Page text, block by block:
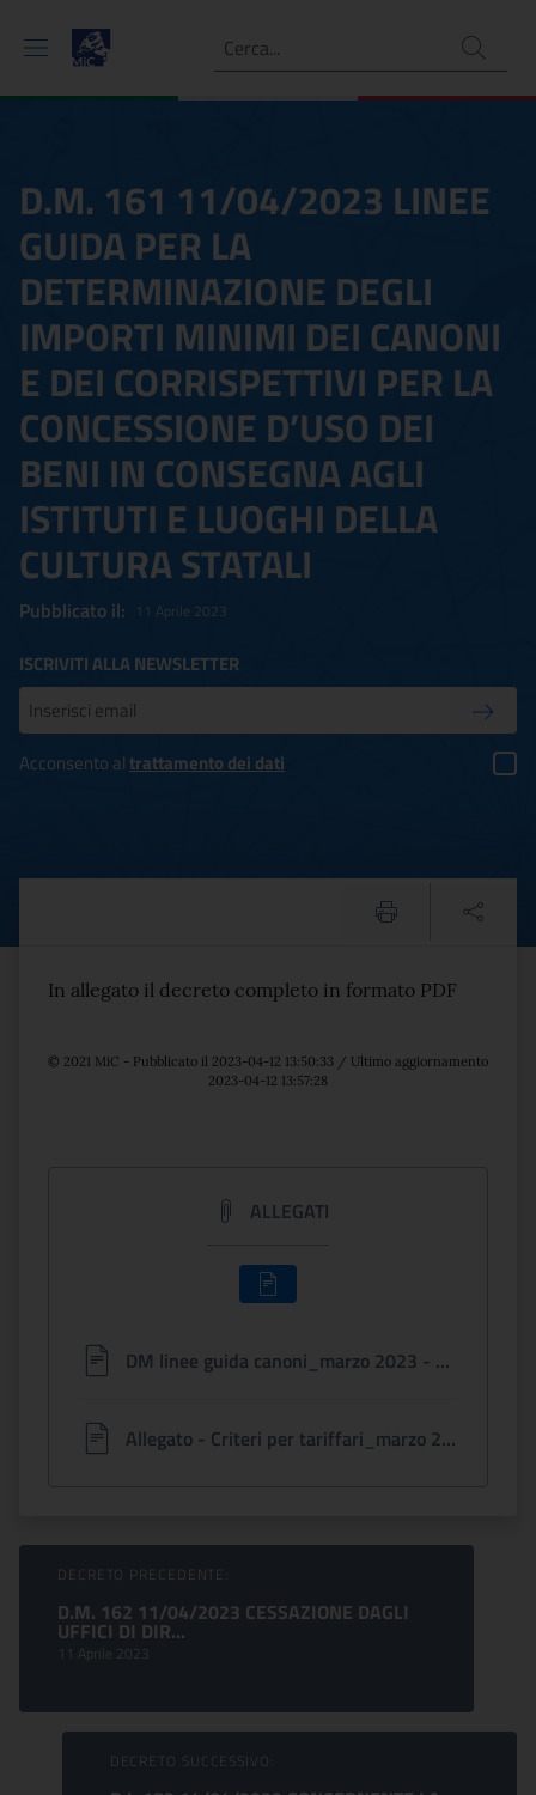
Ricerca
D.M. 161 11/04/2023 LINEE
GUIDA PER LA
DETERMINAZIONE DEGLI
IMPORTI MINIMI DEI CANONI
E DEI CORRISPETTIVI PER LA
CONCESSIONE D’USO DEI
BENI IN CONSEGNA AGLI
ISTITUTI E LUOGHI DELLA
CULTURA STATALI
Pubblicato il: 11 Aprile 2023
ISCRIVITI ALLA NEWSLETTER
Inserisci la tua mail
Acconsento altrattamento dei dati
D.M. 161 11/04/2023
Testo del comunicato
In allegato il decreto completo in formato PDF
© 2021 MiC - Pubblicato il 2023-04-12 13:50:33 / Ultimo aggiornamento
2023-04-12 13:57:28
ALLEGATI
DM linee guida canoni_marzo 2023 - def-signed.pdf
Allegato - Criteri per tariffari_marzo 2023 - rev. 28 aprile 2023 - Clean.pdf
Sfoglia comunicati
DECRETO PRECEDENTE:
D.M. 162 11/04/2023 CESSAZIONE DAGLI
UFFICI DI DIR...
11 Aprile 2023
DECRETO SUCCESSIVO: